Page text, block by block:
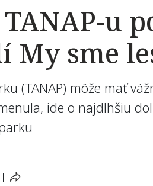
u
My sme
(TANAP) môže mať
ide o najdlhšiu
|